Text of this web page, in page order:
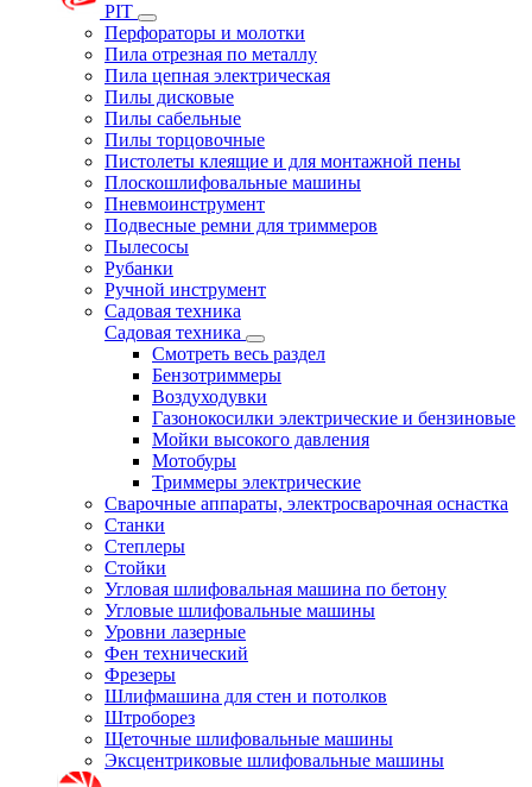
PIT
Перфораторы и молотки
Пила отрезная по металлу
Пила цепная электрическая
Пилы дисковые
Пилы сабельные
Пилы торцовочные
Пистолеты клеящие и для монтажной пены
Плоскошлифовальные машины
Пневмоинструмент
Подвесные ремни для триммеров
Пылесосы
Рубанки
Ручной инструмент
Садовая техника
Садовая техника
Смотреть весь раздел
Бензотриммеры
Воздуходувки
Газонокосилки электрические и бензиновые
Мойки высокого давления
Мотобуры
Триммеры электрические
Сварочные аппараты, электросварочная оснастка
Станки
Степлеры
Стойки
Угловая шлифовальная машина по бетону
Угловые шлифовальные машины
Уровни лазерные
Фен технический
Фрезеры
Шлифмашина для стен и потолков
Штроборез
Щеточные шлифовальные машины
Эксцентриковые шлифовальные машины